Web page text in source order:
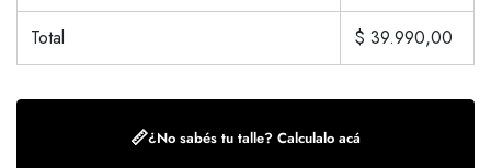
Total $ 39.990,00
📏¿No sabés tu talle? Calculalo acá